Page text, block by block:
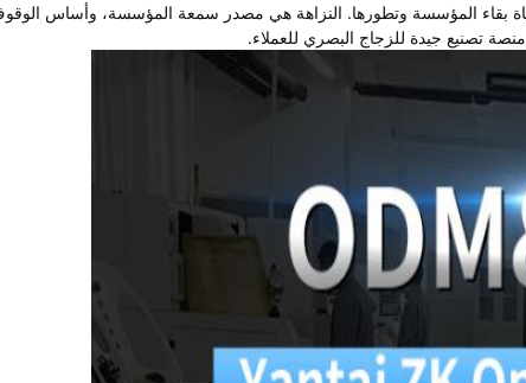
بقاء المؤسسة وتطورها. النزاهة هي مصدر سمعة المؤسسة، وأساس
تصنيع جيدة للزجاج البصري للعملاء.